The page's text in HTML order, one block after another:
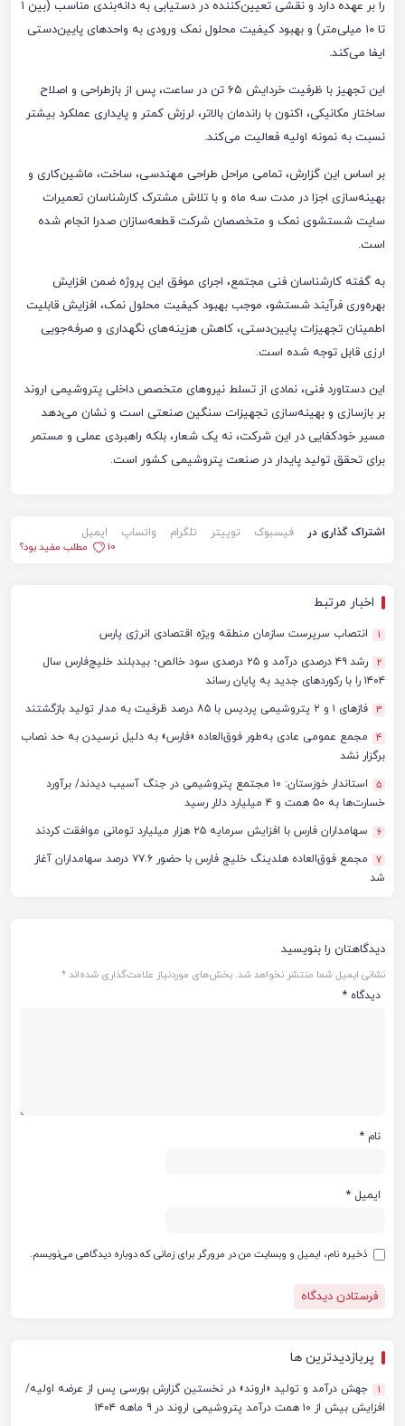
را بر عهده دارد و نقشی تعیین‌کننده در دستیابی به دانه‌بندی مناسب (بین ۱
تا ۱۰ میلی‌متر) و بهبود کیفیت محلول نمک ورودی به واحدهای پایین‌دستی
ایفا می‌کند.
این تجهیز با ظرفیت خردایش ۶۵ تن در ساعت، پس از بازطراحی و اصلاح
ساختار مکانیکی، اکنون با راندمان بالاتر، لرزش کمتر و پایداری عملکرد بیشتر
نسبت به نمونه اولیه فعالیت می‌کند.
بر اساس این گزارش، تمامی مراحل طراحی مهندسی، ساخت، ماشین‌کاری و
بهینه‌سازی اجزا در مدت سه ماه و با تلاش مشترک کارشناسان تعمیرات
سایت شستشوی نمک و متخصصان شرکت قطعه‌سازان صدرا انجام شده
است.
به گفته کارشناسان فنی مجتمع، اجرای موفق این پروژه ضمن افزایش
بهره‌وری فرآیند شستشو، موجب بهبود کیفیت محلول نمک، افزایش قابلیت
اطمینان تجهیزات پایین‌دستی، کاهش هزینه‌های نگهداری و صرفه‌جویی
ارزی قابل توجه شده است.
این دستاورد فنی، نمادی از تسلط نیروهای متخصص داخلی پتروشیمی اروند
بر بازسازی و بهینه‌سازی تجهیزات سنگین صنعتی است و نشان می‌دهد
مسیر خودکفایی در این شرکت، نه یک شعار، بلکه راهبردی عملی و مستمر
برای تحقق تولید پایدار در صنعت پتروشیمی کشور است.
اشتراک گذاری در فیسبوک توییتر تلگرام واتساپ
ایمیل
10
مطلب مفید بود؟
اخبار مرتبط
1 انتصاب سرپرست سازمان منطقه ویژه اقتصادی انرژی پارس
2
رشد ۴۹ درصدی درآمد و ۲۵ درصدی سود خالص؛ بیدبلند خلیج‌فارس سال
۱۴۰۴ را با رکوردهای جدید به پایان رساند
3 فازهای ۱ و ۲ پتروشیمی پردیس با ۸۵ درصد ظرفیت به مدار تولید بازگشتند
4
مجمع عمومی عادی به‌طور فوق‌العاده «فارس» به دلیل نرسیدن به حد نصاب
برگزار نشد
5
استاندار خوزستان: ۱۰ مجتمع پتروشیمی در جنگ آسیب دیدند/ برآورد
خسارت‌ها به ۵۰ همت و ۴ میلیارد دلار رسید
6 سهامداران فارس با افزایش سرمایه ۲۵ هزار میلیارد تومانی موافقت کردند
7
مجمع فوق‌العاده هلدینگ خلیج فارس با حضور ۷۷.۶ درصد سهامداران آغاز
شد
دیدگاهتان را بنویسید
نشانی ایمیل شما منتشر نخواهد شد. بخش‌های موردنیاز علامت‌گذاری شده‌اند*
دیدگاه *
نام *
ایمیل *
ذخیره نام، ایمیل و وبسایت من در مرورگر برای زمانی که دوباره دیدگاهی می‌نویسم.
پربازدیدترین ها
1
جهش درآمد و تولید «اروند» در نخستین گزارش بورسی پس از عرضه اولیه/
افزایش بیش از ۱۰ همت درآمد پتروشیمی اروند در ۹ ماهه ۱۴۰۴